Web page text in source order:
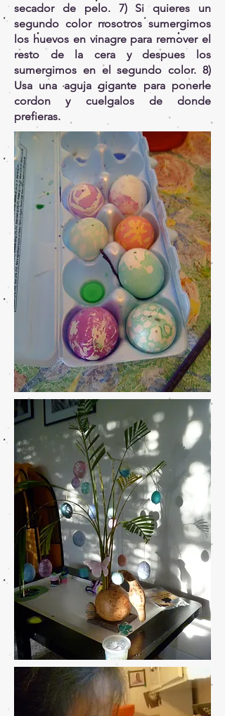
secador de pelo. 7) Si quieres un
segundo color nosotros sumergimos
los huevos en vinagre para remover el
resto de la cera y despues los
sumergimos en el segundo color. 8)
Usa una aguja gigante para ponerle
cordon y cuelgalos de donde
prefieras.